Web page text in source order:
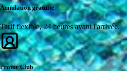
Annulation gratuite
Tarif flexible, 24 heures avant l'arrivée.
Protur Club